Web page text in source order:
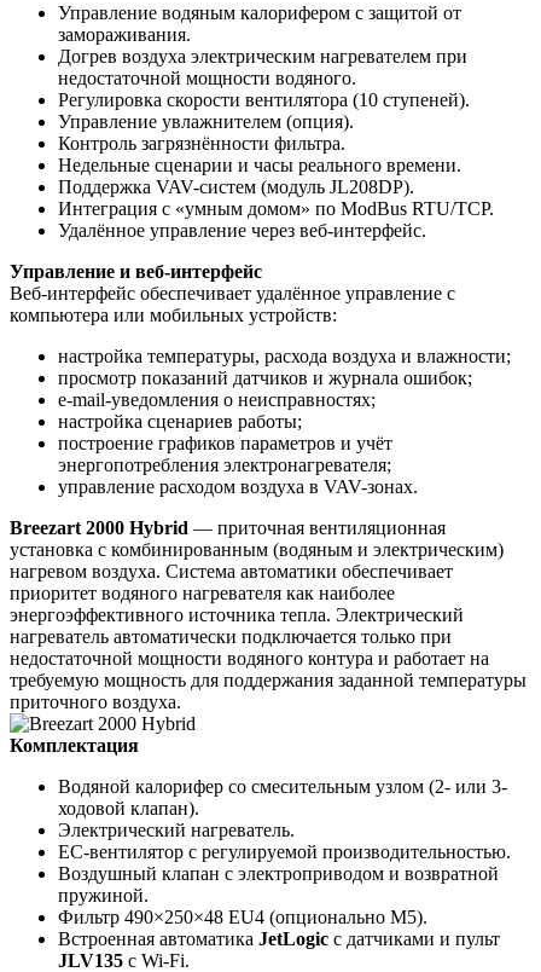
Управление водяным калорифером с защитой от
замораживания.
Догрев воздуха электрическим нагревателем при
недостаточной мощности водяного.
Регулировка скорости вентилятора (10 ступеней).
Управление увлажнителем (опция).
Контроль загрязнённости фильтра.
Недельные сценарии и часы реального времени.
Поддержка VAV-систем (модуль JL208DP).
Интеграция с «умным домом» по ModBus RTU/TCP.
Удалённое управление через веб-интерфейс.
Управление и веб-интерфейс
Веб-интерфейс обеспечивает удалённое управление с
компьютера или мобильных устройств:
настройка температуры, расхода воздуха и влажности;
просмотр показаний датчиков и журнала ошибок;
e-mail-уведомления о неисправностях;
настройка сценариев работы;
построение графиков параметров и учёт
энергопотребления электронагревателя;
управление расходом воздуха в VAV-зонах.
Breezart 2000 Hybrid — приточная вентиляционная
установка с комбинированным (водяным и электрическим)
нагревом воздуха. Система автоматики обеспечивает
приоритет водяного нагревателя как наиболее
энергоэффективного источника тепла. Электрический
нагреватель автоматически подключается только при
недостаточной мощности водяного контура и работает на
требуемую мощность для поддержания заданной температуры
приточного воздуха.
Комплектация
Водяной калорифер со смесительным узлом (2- или 3-
ходовой клапан).
Электрический нагреватель.
EC-вентилятор с регулируемой производительностью.
Воздушный клапан с электроприводом и возвратной
пружиной.
Фильтр 490×250×48 EU4 (опционально M5).
Встроенная автоматика JetLogic с датчиками и пульт
JLV135 с Wi-Fi.